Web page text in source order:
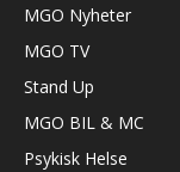
MGO Nyheter
MGO TV
Stand Up
MGO BIL & MC
Psykisk Helse